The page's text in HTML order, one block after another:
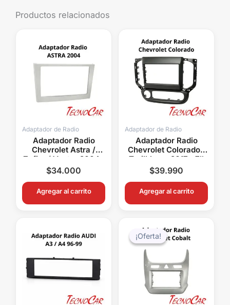
Productos relacionados
Adaptador de Radio
Adaptador Radio
Chevrolet Astra /
Zafira / Vectra 2004+
Metra ACHP009
$34.000
Agregar al carrito
Adaptador de Radio
Adaptador Radio
Chevrolet Colorado /
Trailblazer 2017+ 7″
Connection ACH-027
$39.990
Agregar al carrito
¡Oferta!
¡Oferta!
precio
original
$48.000.